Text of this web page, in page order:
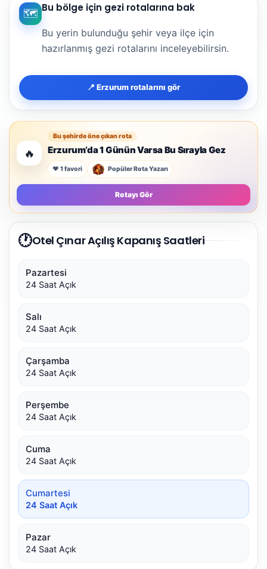
🗺️ Bu bölge için gezi rotalarına bak
Bu yerin bulunduğu şehir veya ilçe için
hazırlanmış gezi rotalarını inceleyebilirsin.
📍 Erzurum rotalarını gör
🔥
Bu şehirde öne çıkan rota
Erzurum’da 1 Günün Varsa Bu Sırayla Gez
❤️ 1 favori Popüler Rota Yazarı
Rotayı Gör
🕐Otel Çınar Açılış Kapanış Saatleri
Pazartesi
24 Saat Açık
Salı
24 Saat Açık
Çarşamba
24 Saat Açık
Perşembe
24 Saat Açık
Cuma
24 Saat Açık
Cumartesi
24 Saat Açık
Pazar
24 Saat Açık